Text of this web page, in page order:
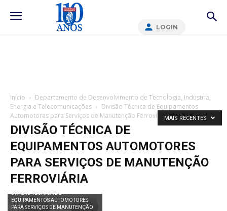
LOGIN
Início
Departamento de Desenvolvimento de Tecnologia, Indústria,
Energia e Telecomunicações
Divisão Técnica de Equipamentos
Automotores para Serviços de Manutenção Ferroviária
DIVISÃO TÉCNICA DE
EQUIPAMENTOS AUTOMOTORES
PARA SERVIÇOS DE MANUTENÇÃO
FERROVIÁRIA
MAIS RECENTES
DIVISÃO TÉCNICA DE
EQUIPAMENTOS AUTOMOTORES
PARA SERVIÇOS DE MANUTENÇÃO